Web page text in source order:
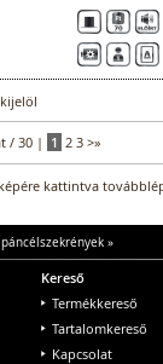
/ 30 | 1 2 3 >»
kattintva
»
Kereső
Termékkereső
Tartalomkereső
Kapcsolat